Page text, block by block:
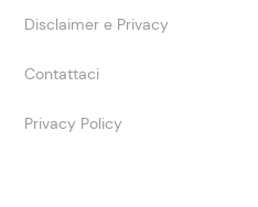
Disclaimer e Privacy
Contattaci
Privacy Policy